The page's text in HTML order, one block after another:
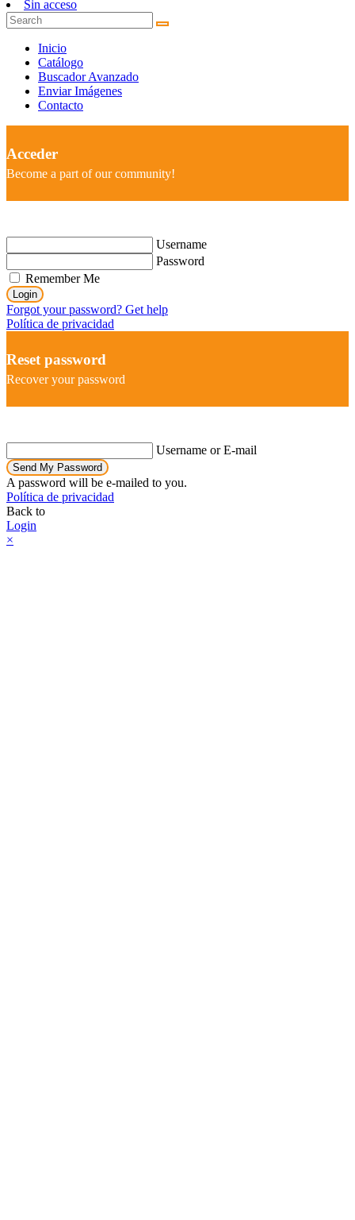
Sin acceso
Inicio
Catálogo
Buscador Avanzado
Enviar Imágenes
Contacto
Acceder
Become a part of our community!
Username
Password
Remember Me
Login
Forgot your password? Get help
Política de privacidad
Reset password
Recover your password
Username or E-mail
Send My Password
A password will be e-mailed to you.
Política de privacidad
Back to
Login
×